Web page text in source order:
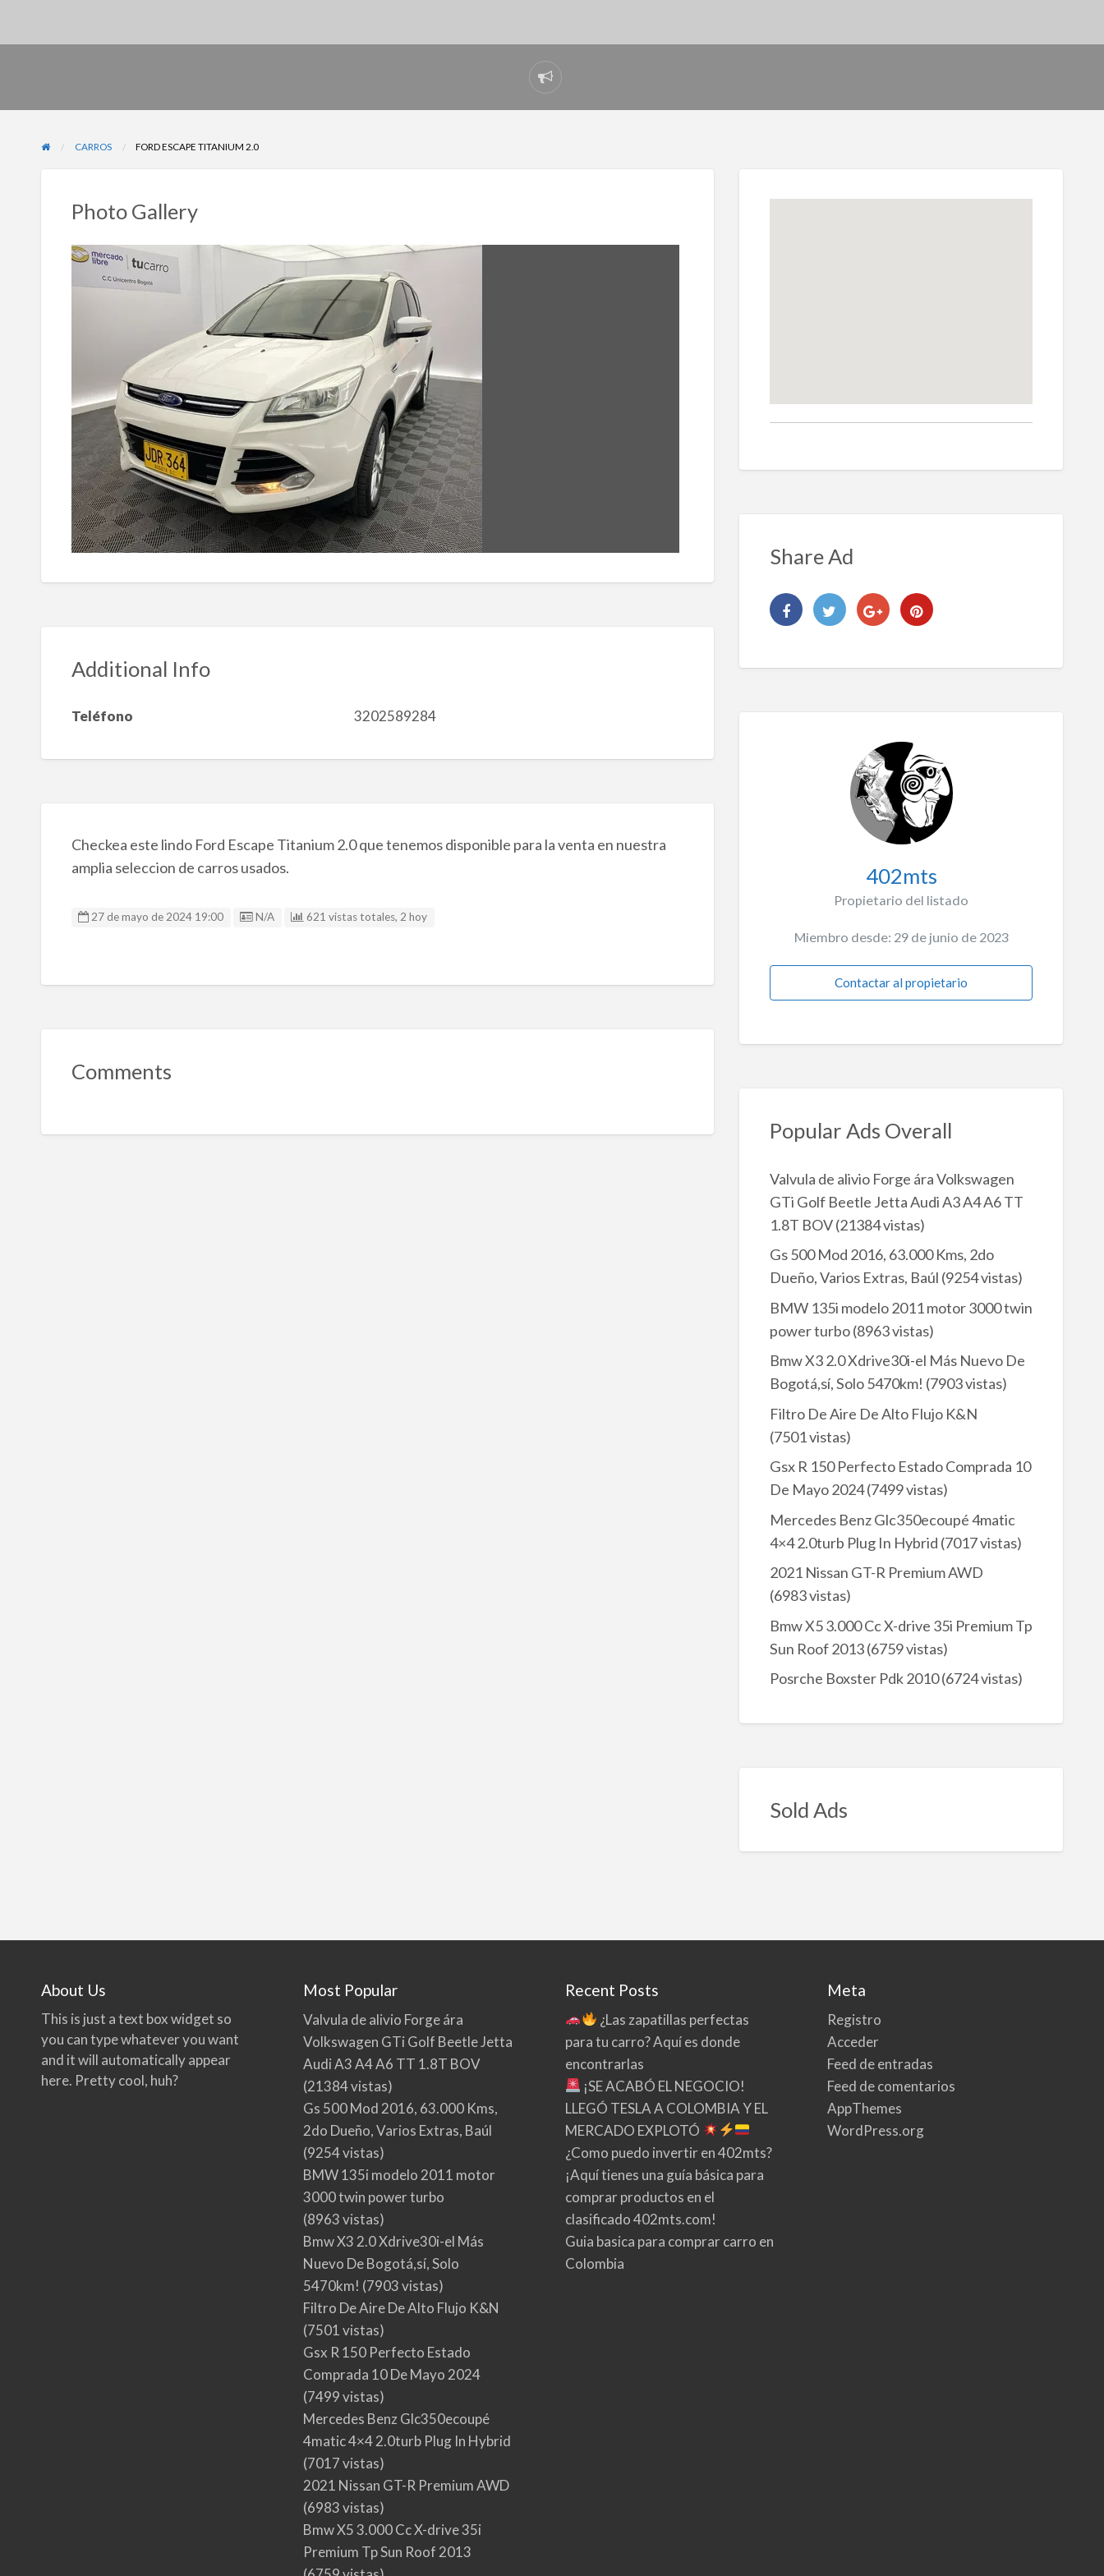
Reportar
problema
CARROS FORD ESCAPE TITANIUM 2.0
Photo Gallery
Additional Info
Teléfono 3202589284
Checkea este lindo Ford Escape Titanium 2.0 que tenemos disponible para la venta en nuestra
amplia seleccion de carros usados.
27 de mayo de 2024 19:00 Listing ID
N/A 621 vistas totales, 2 hoy
Comments
Share Ad
402mts
Propietario del listado
Miembro desde: 29 de junio de 2023
Contactar al propietario
Popular Ads Overall
Valvula de alivio Forge ára Volkswagen
GTi Golf Beetle Jetta Audi A3 A4 A6 TT
1.8T BOV(21384 vistas)
Gs 500 Mod 2016, 63.000 Kms, 2do
Dueño, Varios Extras, Baúl (9254 vistas)
BMW 135i modelo 2011 motor 3000 twin
power turbo(8963 vistas)
Bmw X3 2.0 Xdrive30i-el Más Nuevo De
Bogotá,sí, Solo 5470km! (7903 vistas)
Filtro De Aire De Alto Flujo K&N
(7501 vistas)
Gsx R 150 Perfecto Estado Comprada 10
De Mayo 2024(7499 vistas)
Mercedes Benz Glc350ecoupé 4matic
4×4 2.0turb Plug In Hybrid (7017 vistas)
2021 Nissan GT-R Premium AWD
(6983 vistas)
Bmw X5 3.000 Cc X-drive 35i Premium Tp
Sun Roof 2013(6759 vistas)
Posrche Boxster Pdk 2010(6724 vistas)
Sold Ads
About Us
This is just a text box widget so
you can type whatever you want
and it will automatically appear
here. Pretty cool, huh?
Most Popular
Valvula de alivio Forge ára
Volkswagen GTi Golf Beetle Jetta
Audi A3 A4 A6 TT 1.8T BOV
(21384 vistas)
Gs 500 Mod 2016, 63.000 Kms,
2do Dueño, Varios Extras, Baúl
(9254 vistas)
BMW 135i modelo 2011 motor
3000 twin power turbo
(8963 vistas)
Bmw X3 2.0 Xdrive30i-el Más
Nuevo De Bogotá,sí, Solo
5470km! (7903 vistas)
Filtro De Aire De Alto Flujo K&N
(7501 vistas)
Gsx R 150 Perfecto Estado
Comprada 10 De Mayo 2024
(7499 vistas)
Mercedes Benz Glc350ecoupé
4matic 4×4 2.0turb Plug In Hybrid
(7017 vistas)
2021 Nissan GT-R Premium AWD
(6983 vistas)
Bmw X5 3.000 Cc X-drive 35i
Premium Tp Sun Roof 2013
Recent Posts
¿Las zapatillas perfectas
para tu carro? Aquí es donde
encontrarlas
¡SE ACABÓ EL NEGOCIO!
LLEGÓ TESLA A COLOMBIA Y EL
MERCADO EXPLOTÓ
¿Como puedo invertir en 402mts?
¡Aquí tienes una guía básica para
comprar productos en el
clasificado 402mts.com!
Guia basica para comprar carro en
Colombia
Meta
Registro
Acceder
Feed de entradas
Feed de comentarios
AppThemes
WordPress.org